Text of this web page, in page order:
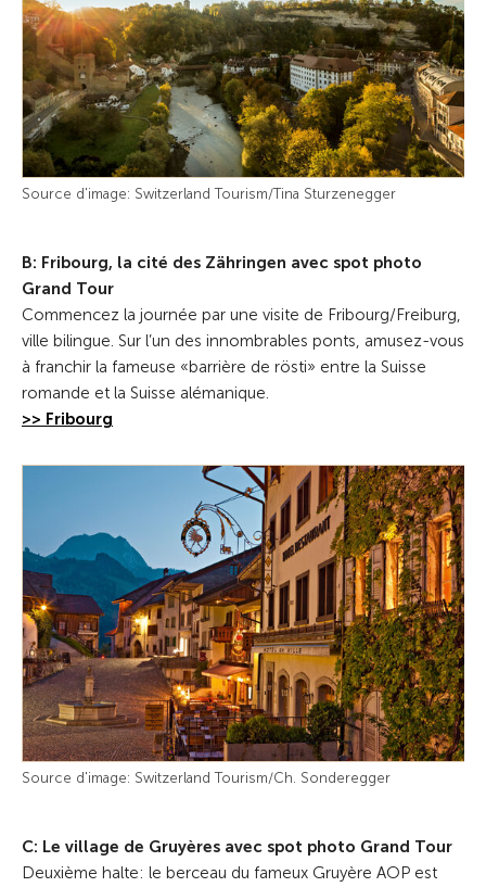
Source d'image: Switzerland Tourism/Tina Sturzenegger
B: Fribourg, la cité des Zähringen avec spot photo
Grand Tour
Commencez la journée par une visite de Fribourg/Freiburg,
ville bilingue. Sur l’un des innombrables ponts, amusez-vous
à franchir la fameuse «barrière de rösti» entre la Suisse
romande et la Suisse alémanique.
>> Fribourg
Source d'image: Switzerland Tourism/Ch. Sonderegger
C: Le village de Gruyères avec spot photo Grand Tour
Deuxième halte: le berceau du fameux Gruyère AOP est